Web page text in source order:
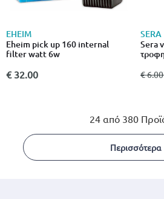
EHEIM
Eheim pick up 160 internal
filter watt 6w
€ 32.00
SERA
Sera
από
€ 6.00
24 από 380
Περισσότερα